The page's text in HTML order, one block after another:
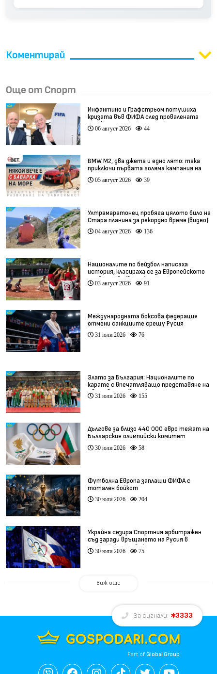
Коментирай
Още от Спорт
Инфантино и Графстрьом потушиха
кризата във ФИФА след провалената
сделка
06 август 2026 44
BMW М2, два джета и едно лято: така
приключи първата голяма кампания на
BET.bg
05 август 2026 39
Ултрамаратонец пробяга цялото било на
Стара планина за рекордно време (видео)
04 август 2026 136
Националите по бейзбол написаха
история, класираха се за Европейското
първенство (видео)
03 август 2026 91
Международната боксова федерация
отмени санкциите срещу Русия
31 юли 2026 76
Злато за България: Националите по
карате с впечатляващо представяне на
Световното (видео)
31 юли 2026 155
Дългове за близо 440 000 евро тежат на
Българския олимпийски комитет
30 юли 2026 58
Футболна Европа заплаши ФИФА с
тотален бойкот
30 юли 2026 204
Украйна сезира Спортния арбитражен
съд заради връщането на Русия в
олимпийското движение
30 юли 2026 75
Виж още
За сигнали: 3333
Part ofGlobal Group